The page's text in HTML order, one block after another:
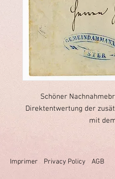
Schöner
Direktentwertung der
mit
Imprimer Privacy Policy AGB